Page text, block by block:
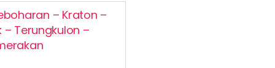
– Kraton –
Terungkulon –